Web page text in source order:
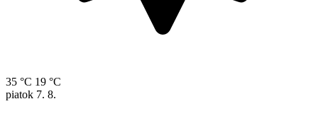
35 °C 19 °C
piatok 7. 8.